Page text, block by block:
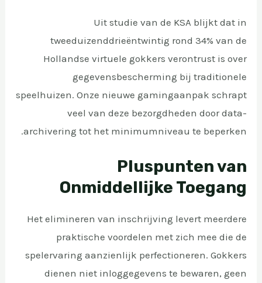
Uit studie van de KSA blijkt dat in
tweeduizenddrieëntwintig rond 34% van de
Hollandse virtuele gokkers verontrust is over
gegevensbescherming bij traditionele
speelhuizen. Onze nieuwe gamingaanpak schrapt
veel van deze bezorgdheden door data-
archivering tot het minimumniveau te beperken.
Pluspunten van
Onmiddellijke Toegang
Het elimineren van inschrijving levert meerdere
praktische voordelen met zich mee die de
spelervaring aanzienlijk perfectioneren. Gokkers
dienen niet inloggegevens te bewaren, geen